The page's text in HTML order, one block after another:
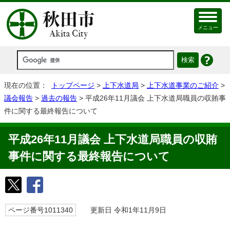
メニュー
現在の位置： トップページ > 上下水道局 > 上下水道事業のご紹介 >
議会報告 > 過去の報告 > 平成26年11月議会 上下水道局職員の収賄事
件に関する最終報告について
平成26年11月議会 上下水道局職員の収賄
事件に関する最終報告について
ページ番号1011340 更新日 令和1年11月9日